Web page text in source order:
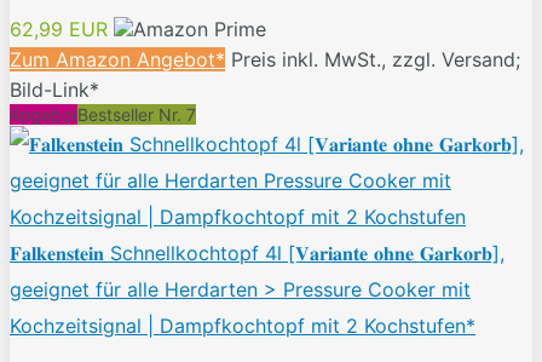
62,99 EUR
Zum Amazon Angebot* Preis inkl. MwSt., zzgl. Versand;
Bild-Link*
AngebotBestseller Nr. 7
𝐅𝐚𝐥𝐤𝐞𝐧𝐬𝐭𝐞𝐢𝐧 Schnellkochtopf 4l [𝐕𝐚𝐫𝐢𝐚𝐧𝐭𝐞 𝐨𝐡𝐧𝐞 𝐆𝐚𝐫𝐤𝐨𝐫𝐛],
geeignet für alle Herdarten > Pressure Cooker mit
Kochzeitsignal | Dampfkochtopf mit 2 Kochstufen*